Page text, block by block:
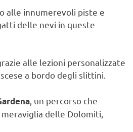
alle innumerevoli piste e
delle nevi in queste
alle lezioni personalizzate
a bordo degli slittini.
, un percorso che
delle Dolomiti,